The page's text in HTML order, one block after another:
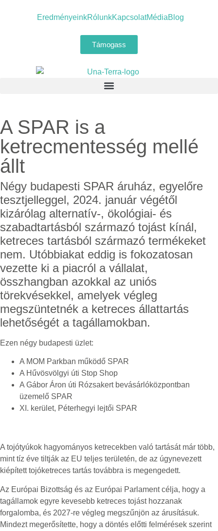
EredményeinkRólunkKapcsolatMédiaBlog
Támogass
A SPAR is a
ketrecmentesség mellé
állt
Négy budapesti SPAR áruház, egyelőre
tesztjelleggel, 2024. január végétől
kizárólag alternatív-, ökológiai- és
szabadtartásból származó tojást kínál,
ketreces tartásból származó termékeket
nem. Utóbbiakat eddig is fokozatosan
vezette ki a piacról a vállalat,
összhangban azokkal az uniós
törekvésekkel, amelyek végleg
megszüntetnék a ketreces állattartás
lehetőségét a tagállamokban.
Ezen négy budapesti üzlet:
A MOM Parkban működő SPAR
A Hűvösvölgyi úti Stop Shop
A Gábor Áron úti Rózsakert bevásárlóközpontban
üzemelő SPAR
XI. kerület, Péterhegyi lejtői SPAR
A tojótyúkok hagyományos ketrecekben való tartását már több,
mint tíz éve tiltják az EU teljes területén, de az úgynevezett
kiépített tojóketreces tartás továbbra is megengedett.
Az Európai Bizottság és az Európai Parlament célja, hogy a
tagállamok egyre kevesebb ketreces tojást hozzanak
forgalomba, és 2027-re végleg megszűnjön az árusításuk.
Mindezt megerősítette, hogy a döntés előtti felmérések szerint